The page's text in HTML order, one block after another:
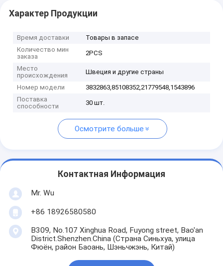
Характер Продукции
Время доставки
Товары в запасе
Количество мин
заказа
2PCS
Место
происхождения
Швеция и другие страны
Номер модели
3832863,85108352,21779548,1543896
Поставка
способности
30 шт.
Осмотрите больше
Контактная Информация
Mr. Wu
+86 18926580580
B309, No.107 Xinghua Road, Fuyong street, Bao'an
District.Shenzhen.China (Страна Синьхуа, улица
Фюён, район Баоань, Шэньчжэнь, Китай)